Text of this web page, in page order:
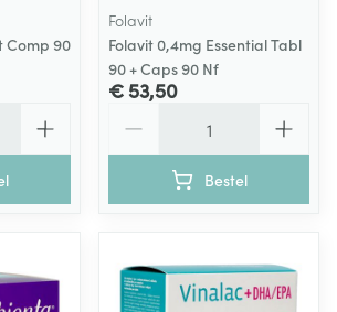
Comp 90
Folavit
Folavit 0,4mg Essential Tabl
90 + Caps 90 Nf
€ 53,50
Bestel